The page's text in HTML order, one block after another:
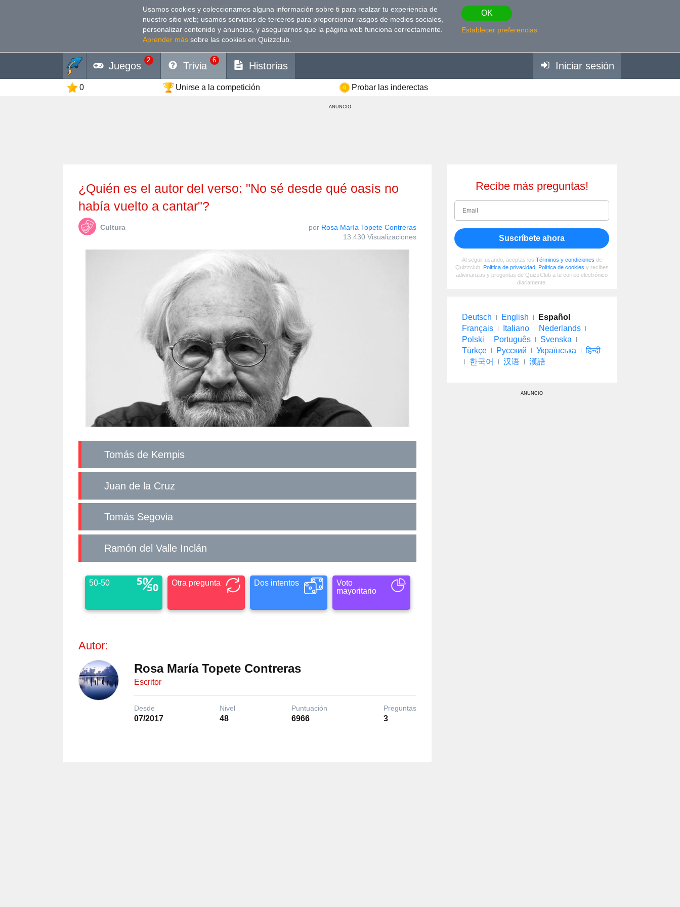
Usamos cookies y coleccionamos alguna información sobre ti para realzar tu experiencia de
nuestro sitio web; usamos servicios de terceros para proporcionar rasgos de medios sociales,
personalizar contenido y anuncios, y asegurarnos que la página web funciona correctamente.
Aprender más sobre las cookies en Quizzclub.
OK
Establecer preferencias
Juegos
2
Trivia
6
Historias Iniciar sesión
0 Unirse a la competición Probar las inderectas
ANUNCIO
¿Quién es el autor del verso: "No sé desde qué oasis no
había vuelto a cantar"?
Cultura por Rosa María Topete Contreras
13.430 Visualizaciones
Tomás de Kempis
Juan de la Cruz
Tomás Segovia
Ramón del Valle Inclán
50-50 Otra pregunta Dos intentos
Voto
mayoritario
Autor:
Rosa María Topete Contreras
Escritor
Desde
07/2017
Nivel
48
Puntuación
6966
Preguntas
3
Recibe más preguntas!
Suscríbete ahora
Al seguir usando, aceptas los Términos y condiciones de
Quizzclub, Política de privacidad, Política de cookies y recibes
adivinanzas y preguntas de QuizzClub a tu correo electrónico
diariamente.
Deutsch English
Español
Français
Italiano
Nederlands
Polski
Português
Svenska
Türkçe
Русский Українська
हिन्दी
한국어
汉语 漢語
ANUNCIO